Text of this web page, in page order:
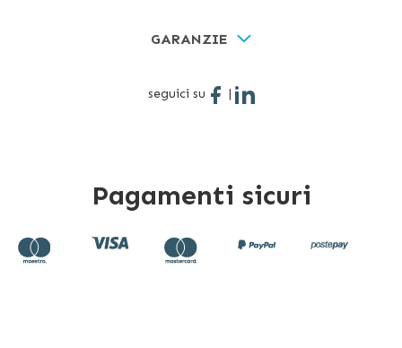
GARANZIE
seguici su |
Pagamenti sicuri